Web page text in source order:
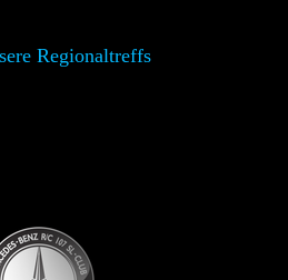
Regionaltreffs